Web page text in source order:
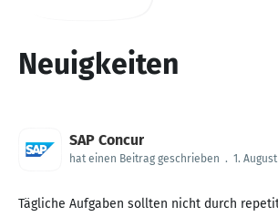
Neuigkeiten
SAP Concur
hat einen Beitrag geschrieben . 1.
Tägliche Aufgaben sollten nicht durch